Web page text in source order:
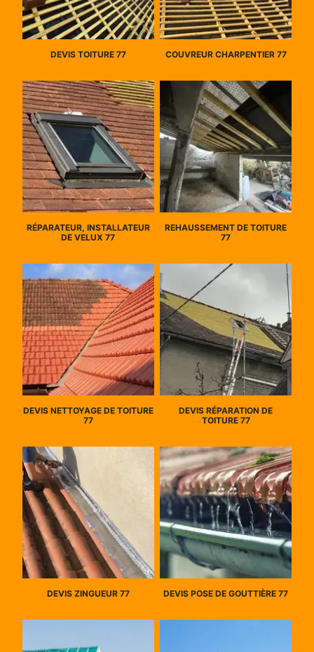
DEVIS TOITURE 77 COUVREUR CHARPENTIER 77
RÉPARATEUR, INSTALLATEUR
DE VELUX 77
REHAUSSEMENT DE TOITURE
77
DEVIS NETTOYAGE DE TOITURE
77
DEVIS RÉPARATION DE
TOITURE 77
DEVIS ZINGUEUR 77 DEVIS POSE DE GOUTTIÈRE 77